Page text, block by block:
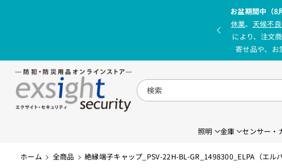
お盆期間中（8
休業、 天候不
により、注文
寄せ品や、お
検索
照明 金庫 センサー・
ホーム 全商品 絶縁端子キャップ_PSV-22H-BL-GR_1498300_ELPA（エル